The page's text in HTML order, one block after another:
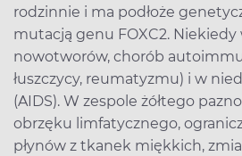
rodzinnie i ma podłoże
mutacją genu FOXC2.
nowotworów, chorób
łuszczycy, reumatyzmu) i w
(AIDS). W zespole żółtego
obrzęku limfatycznego,
płynów z tkanek miękkich,